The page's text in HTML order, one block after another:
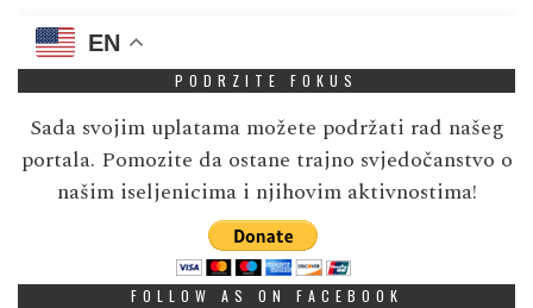
EN
PODRZITE FOKUS
Sada svojim uplatama možete podržati rad našeg
portala. Pomozite da ostane trajno svjedočanstvo o
našim iseljenicima i njihovim aktivnostima!
FOLLOW AS ON FACEBOOK